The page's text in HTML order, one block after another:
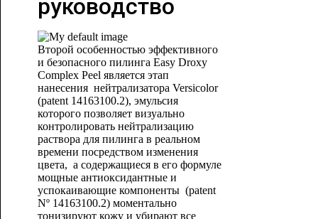
руководство
Второй особенностью эффективного
и безопасного пилинга Easy Droxy
Complex Peel является этап
нанесения нейтрализатора Versicolor
(patent 14163100.2), эмульсия
которого позволяет визуально
контролировать нейтрализацию
раствора для пилинга в реальном
времени посредством изменения
цвета, а содержащиеся в его формуле
мощные антиоксидантные и
успокаивающие компоненты (patent
Nº 14163100.2) моментально
тонизируют кожу и убирают все